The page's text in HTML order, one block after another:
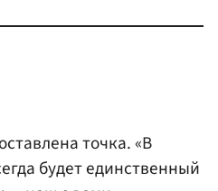
точка. «В
будет единственный